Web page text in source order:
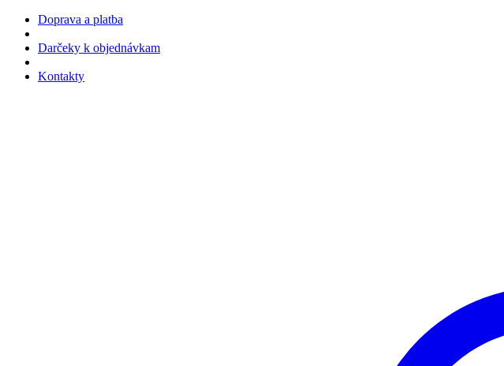
Doprava a platba
Darčeky k objednávkam
Kontakty